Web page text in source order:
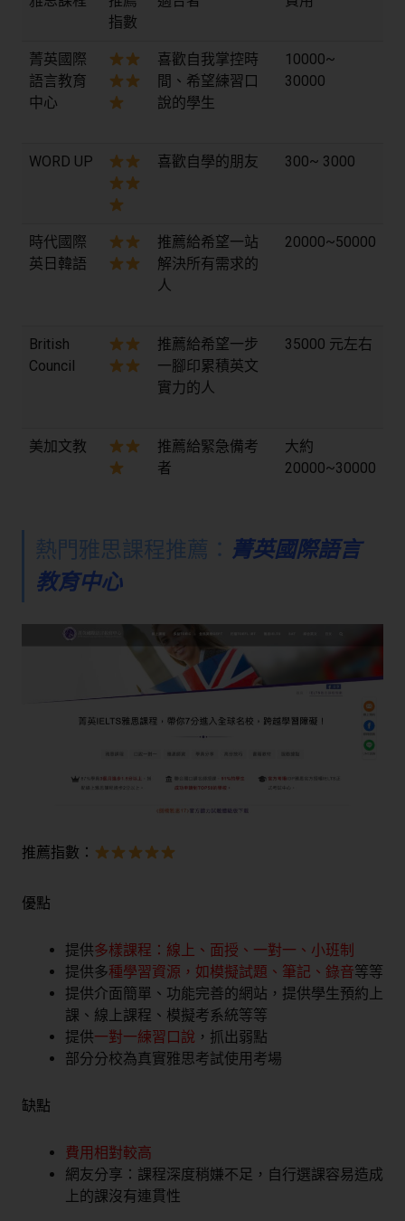
指數
菁英國際
語言教育
中心
喜歡自我掌控時
間、希望練習口
說的學生
10000~
30000
WORD UP 喜歡自學的朋友 300~ 3000
時代國際
英日韓語
推薦給希望一站
解決所有需求的
人
20000~50000
British
Council
推薦給希望一步
一腳印累積英文
實力的人
35000 元左右
美加文教
推薦給緊急備考
者
大約
20000~30000
熱門雅思課程推薦： 菁英國際語言
教育中心
推薦指數：
優點
提供多樣課程：線上、面授、一對一、小班制
提供多種學習資源，如模擬試題、筆記、錄音等等
提供介面簡單、功能完善的網站，提供學生預約上
課、線上課程、模擬考系統等等
提供一對一練習口說 ，抓出弱點
部分分校為真實雅思考試使用考場
缺點
費用相對較高
網友分享：課程深度稍嫌不足，自行選課容易造成
上的課沒有連貫性